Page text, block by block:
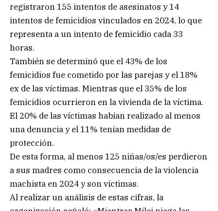
registraron 155 intentos de asesinatos y 14
intentos de femicidios vinculados en 2024, lo que
representa a un intento de femicidio cada 33
horas.
También se determinó que el 43% de los
femicidios fue cometido por las parejas y el 18%
ex de las víctimas. Mientras que el 35% de los
femicidios ocurrieron en la vivienda de la víctima.
El 20% de las víctimas habían realizado al menos
una denuncia y el 11% tenían medidas de
protección.
De esta forma, al menos 125 niñas/os/es perdieron
a sus madres como consecuencia de la violencia
machista en 2024 y son víctimas.
Al realizar un análisis de estas cifras, la